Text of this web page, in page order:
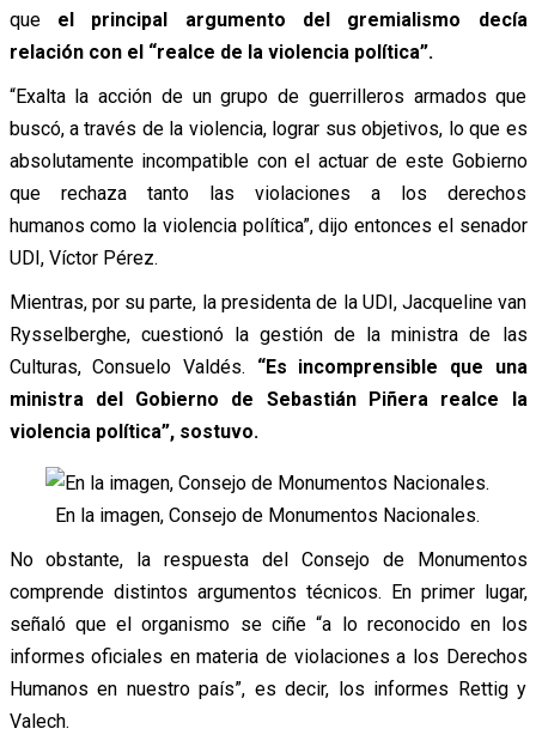
que el principal argumento del gremialismo decía
relación con el “realce de la violencia política”.
“Exalta la acción de un grupo de guerrilleros armados que
buscó, a través de la violencia, lograr sus objetivos, lo que es
absolutamente incompatible con el actuar de este Gobierno
que rechaza tanto las violaciones a los derechos
humanos como la violencia política”, dijo entonces el senador
UDI, Víctor Pérez.
Mientras, por su parte, la presidenta de la UDI, Jacqueline van
Rysselberghe, cuestionó la gestión de la ministra de las
Culturas, Consuelo Valdés. “Es incomprensible que una
ministra del Gobierno de Sebastián Piñera realce la
violencia política”, sostuvo.
En la imagen, Consejo de Monumentos Nacionales.
No obstante, la respuesta del Consejo de Monumentos
comprende distintos argumentos técnicos. En primer lugar,
señaló que el organismo se ciñe “a lo reconocido en los
informes oficiales en materia de violaciones a los Derechos
Humanos en nuestro país”, es decir, los informes Rettig y
Valech.